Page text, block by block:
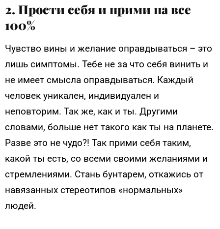
2. Прости себя и прими на все
100%
Чувство вины и желание оправдываться – это
лишь симптомы. Тебе не за что себя винить и
не имеет смысла оправдываться. Каждый
человек уникален, индивидуален и
неповторим. Так же, как и ты. Другими
словами, больше нет такого как ты на планете.
Разве это не чудо?! Так прими себя таким,
какой ты есть, со всеми своими желаниями и
стремлениями. Стань бунтарем, откажись от
навязанных стереотипов «нормальных»
людей.